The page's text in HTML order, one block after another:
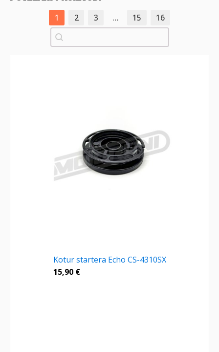
1 2 3 … 15
16
Pretraži
Kotur startera Echo CS-4310SX
15,90 €